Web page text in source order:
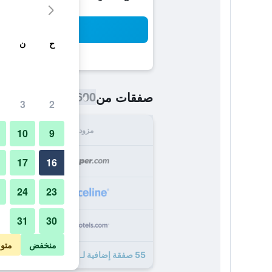
صفقات من600 ﷼
مزود
55 صفقة إضافية لـ هوتل كريستوفورو كولومبو - بريفيريد هوتلز آند ريزورتس
ح ن
2
3
9
10
16
17
23
24
30
31
منخفض